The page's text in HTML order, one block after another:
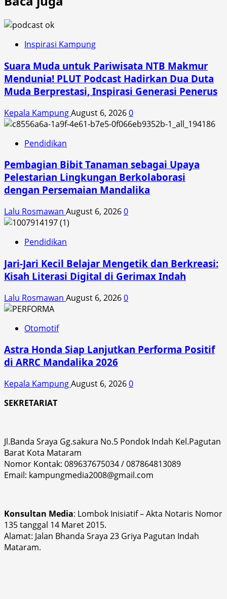
Inspirasi Kampung
Suara Muda untuk Pariwisata NTB Makmur
Mendunia! PLUT Podcast Hadirkan Dua Duta
Muda Berprestasi, Inspirasi Generasi Penerus
Kepala KampungAugust 6, 20260
Pendidikan
Pembagian Bibit Tanaman sebagai Upaya
Pelestarian Lingkungan Berkolaborasi
dengan Persemaian Mandalika
Lalu Rosmawan August 6, 20260
Pendidikan
Jari-Jari Kecil Belajar Mengetik dan Berkreasi:
Kisah Literasi Digital di Gerimax Indah
Lalu Rosmawan August 6, 20260
Otomotif
Astra Honda Siap Lanjutkan Performa Positif
di ARRC Mandalika 2026
Kepala KampungAugust 6, 20260
SEKRETARIAT
Jl.Banda Sraya Gg.sakura No.5 Pondok Indah Kel.Pagutan
Barat Kota Mataram
Nomor Kontak: 089637675034 / 087864813089
Email: kampungmedia2008@gmail.com
Konsultan Media: Lombok Inisiatif – Akta Notaris Nomor
135 tanggal 14 Maret 2015.
Alamat: Jalan Bhanda Sraya 23 Griya Pagutan Indah
Mataram.